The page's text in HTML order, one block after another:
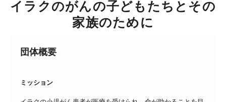
イラクのがんの子どもたちとその
家族のために
団体概要
ミッション